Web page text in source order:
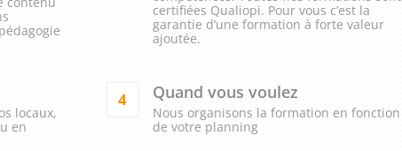
certifiées Qualiopi. Pour vous c’est la
garantie d’une formation à forte valeur
ajoutée.
locaux,
en
4 Quand vous voulez
Nous organisons la formation en fonction
de votre planning